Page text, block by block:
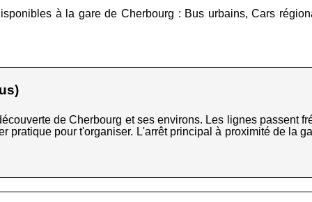
à la gare de Cherbourg : Bus urbains, Cars
de Cherbourg et ses environs. Les lignes passent
pratique pour t'organiser. L'arrêt principal à proximité de la